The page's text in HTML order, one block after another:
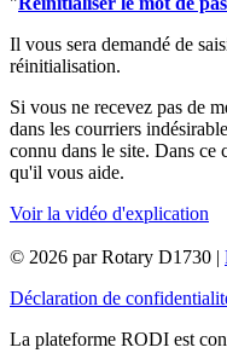
Il vous sera demandé de
réinitialisation.
Si vous ne recevez pas de
dans les courriers
connu dans le site. Dans ce
qu'il vous aide.
Voir la vidéo d'explication
© 2026 par Rotary D1730 |
Déclaration de
La plateforme RODI est